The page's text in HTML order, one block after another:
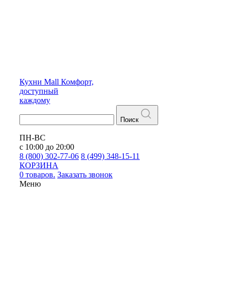
Кухни Mall Комфорт,
доступный
каждому
Поиск
ПН-ВС
с 10:00 до 20:00
8 (800) 302-77-06 8 (499) 348-15-11
КОРЗИНА
0 товаров. Заказать звонок
Меню